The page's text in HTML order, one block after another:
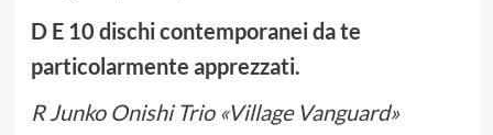
D E 10 dischi contemporanei da te
particolarmente apprezzati.
R Junko Onishi Trio «Village Vanguard»